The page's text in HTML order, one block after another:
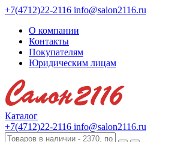
+7(4712)22-2116 info@salon2116.ru
О компании
Контакты
Покупателям
Юридическим лицам
Каталог
+7(4712)22-2116 info@salon2116.ru